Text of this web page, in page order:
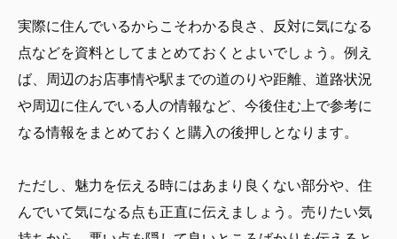
実際に住んでいるからこそわかる良さ、反対に気になる
点などを資料としてまとめておくとよいでしょう。例え
ば、周辺のお店事情や駅までの道のりや距離、道路状況
や周辺に住んでいる人の情報など、今後住む上で参考に
なる情報をまとめておくと購入の後押しとなります。
ただし、魅力を伝える時にはあまり良くない部分や、住
んでいて気になる点も正直に伝えましょう。売りたい気